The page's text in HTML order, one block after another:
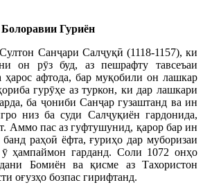
Болоравии Гуриён
Султон Санҷари Салҷуқӣ (1118-1157), ки
он рӯз буд, аз пешрафту тавсеъаи
ҳарос афтода, бар муқобили он лашкар
гурӯҳе аз туркон, ки дар лашкари
ба ҷониби Санҷар гузаштанд ва ин
низ ба суди Салҷуқиён гардонида,
Аммо пас аз гуфтушунид, қарор бар ин
раҳоӣ ёфта, ғуриҳо дар муборизаи
ҳампаймон гарданд. Соли 1072 онҳо
Бомиён ва қисме аз Тахористон
оғузҳо бозпас гирифтанд.